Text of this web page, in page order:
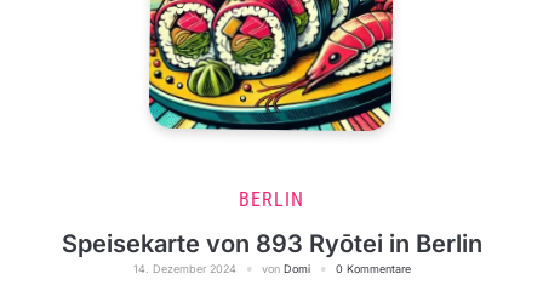
BERLIN
Speisekarte von 893 Ryōtei in Berlin
14. Dezember 2024 von Domi 0 Kommentare